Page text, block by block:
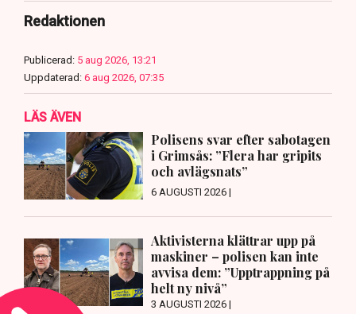
Redaktionen
Publicerad: 5 aug 2026, 13:21
Uppdaterad: 6 aug 2026, 07:35
LÄS ÄVEN
Polisens svar efter sabotagen
i Grimsås: ”Flera har gripits
och avlägsnats”
6 AUGUSTI 2026 |
Aktivisterna klättrar upp på
maskiner – polisen kan inte
avvisa dem: ”Upptrappning på
helt ny nivå”
3 AUGUSTI 2026 |